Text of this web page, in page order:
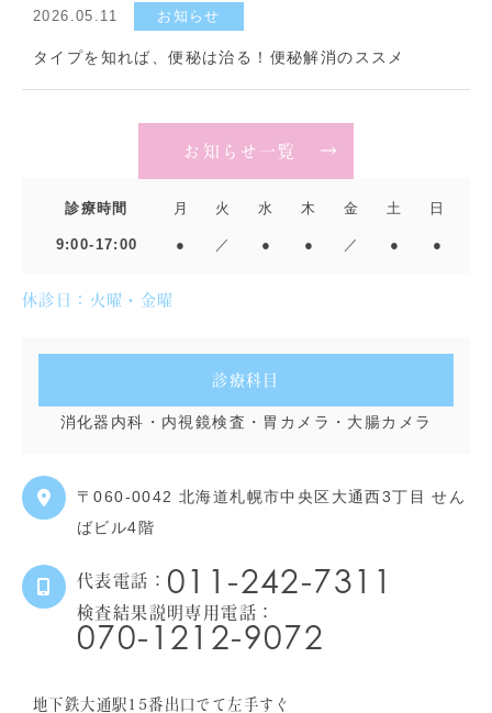
2026.05.11 お知らせ
タイプを知れば、便秘は治る！便秘解消のススメ
お知らせ一覧
診療時間 月 火 水 木 金 土 日
9:00-17:00 ● ／ ● ● ／ ● ●
休診日：火曜・金曜
診療科目
消化器内科・内視鏡検査・胃カメラ・大腸カメラ
〒060-0042 北海道札幌市中央区大通西3丁目 せん
ばビル4階
代表電話： 011-242-7311
検査結果説明専用電話：
070-1212-9072
地下鉄大通駅15番出口でて左手すぐ